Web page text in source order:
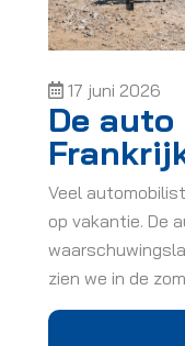
17 juni 2026
De
Veel
op vakantie. De
zien we in de